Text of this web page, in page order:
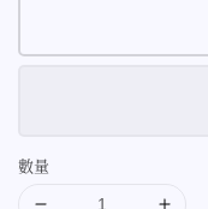
數量